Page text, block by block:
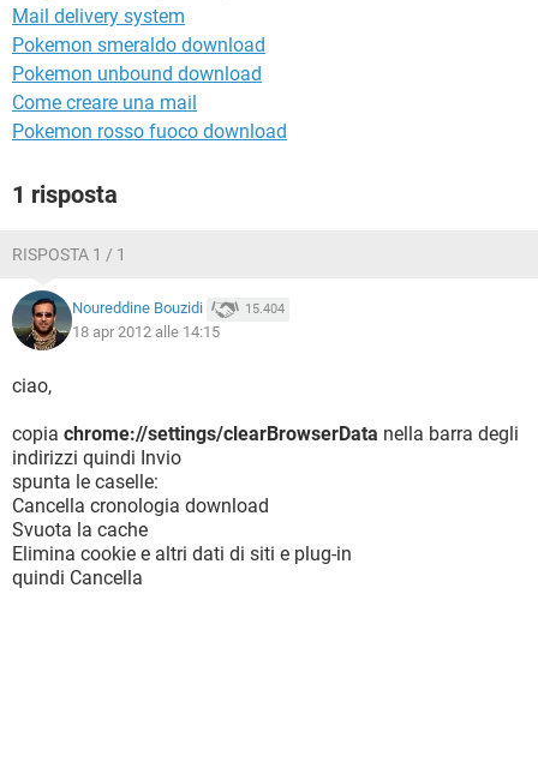
Mail delivery system
Pokemon smeraldo download
Pokemon unbound download
Come creare una mail
Pokemon rosso fuoco download
1 risposta
RISPOSTA 1 / 1
Noureddine Bouzidi 15.404
18 apr 2012 alle 14:15
ciao,
copia chrome://settings/clearBrowserData nella barra degli
indirizzi quindi Invio
spunta le caselle:
Cancella cronologia download
Svuota la cache
Elimina cookie e altri dati di siti e plug-in
quindi Cancella